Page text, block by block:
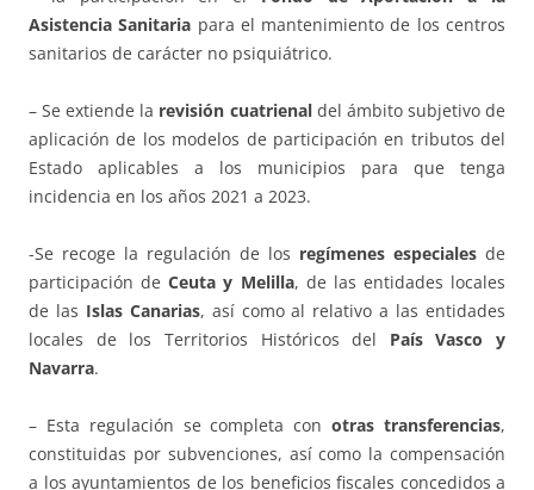
Asistencia Sanitaria para el mantenimiento de los centros
sanitarios de carácter no psiquiátrico.
– Se extiende la revisión cuatrienaldel ámbito subjetivo de
aplicación de los modelos de participación en tributos del
Estado aplicables a los municipios para que tenga
incidencia en los años 2021 a 2023.
-Se recoge la regulación de los regímenes especiales de
participación deCeuta y Melilla, de las entidades locales
de las Islas Canarias, así como al relativo a las entidades
locales de los Territorios Históricos del País Vasco y
Navarra.
– Esta regulación se completa conotras transferencias,
constituidas por subvenciones, así como la compensación
a los ayuntamientos de los beneficios fiscales concedidos a